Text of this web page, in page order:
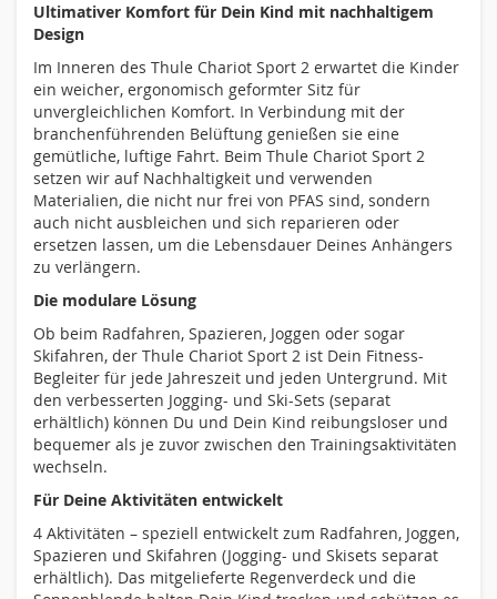
Ultimativer Komfort für Dein Kind mit nachhaltigem
Design
Im Inneren des Thule Chariot Sport 2 erwartet die Kinder
ein weicher, ergonomisch geformter Sitz für
unvergleichlichen Komfort. In Verbindung mit der
branchenführenden Belüftung genießen sie eine
gemütliche, luftige Fahrt. Beim Thule Chariot Sport 2
setzen wir auf Nachhaltigkeit und verwenden
Materialien, die nicht nur frei von PFAS sind, sondern
auch nicht ausbleichen und sich reparieren oder
ersetzen lassen, um die Lebensdauer Deines Anhängers
zu verlängern.
Die modulare Lösung
Ob beim Radfahren, Spazieren, Joggen oder sogar
Skifahren, der Thule Chariot Sport 2 ist Dein Fitness-
Begleiter für jede Jahreszeit und jeden Untergrund. Mit
den verbesserten Jogging- und Ski-Sets (separat
erhältlich) können Du und Dein Kind reibungsloser und
bequemer als je zuvor zwischen den Trainingsaktivitäten
wechseln.
Für Deine Aktivitäten entwickelt
4 Aktivitäten – speziell entwickelt zum Radfahren, Joggen,
Spazieren und Skifahren (Jogging- und Skisets separat
erhältlich). Das mitgelieferte Regenverdeck und die